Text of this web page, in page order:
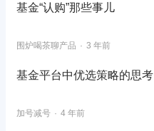
基金“认购”那些事儿
围炉喝茶聊产品 3 年前
基金平台中优选策略的思考
加号减号 4 年前